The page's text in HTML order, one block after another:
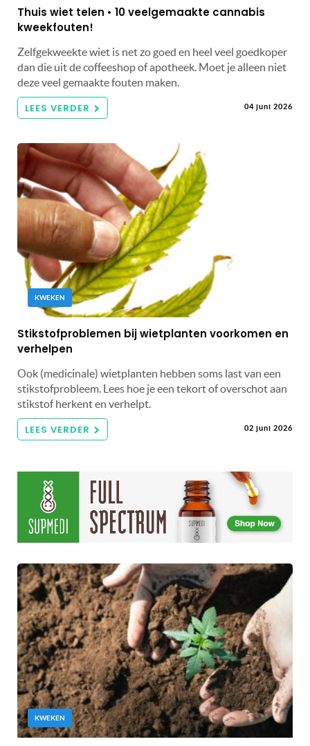
Thuis wiet telen • 10 veelgemaakte cannabis
kweekfouten!
Zelfgekweekte wiet is net zo goed en heel veel goedkoper
dan die uit de coffeeshop of apotheek. Moet je alleen niet
deze veel gemaakte fouten maken.
LEES VERDER 04 juni 2026
KWEKEN
Stikstofproblemen bij wietplanten voorkomen en
verhelpen
Ook (medicinale) wietplanten hebben soms last van een
stikstofprobleem. Lees hoe je een tekort of overschot aan
stikstof herkent en verhelpt.
LEES VERDER 02 juni 2026
KWEKEN